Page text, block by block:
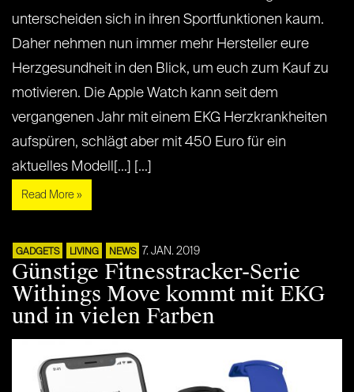
unterscheiden sich in ihren Sportfunktionen kaum.
Daher nehmen nun immer mehr Hersteller eure
Herzgesundheit in den Blick, um euch zum Kauf zu
motivieren. Die Apple Watch kann seit dem
vergangenen Jahr mit einem EKG Herzkrankheiten
aufspüren, schlägt aber mit 450 Euro für ein
aktuelles Modell[...] [...]
Read More »
GADGETS LIVING NEWS 7. JAN. 2019
Günstige Fitnesstracker-Serie
Withings Move kommt mit EKG
und in vielen Farben